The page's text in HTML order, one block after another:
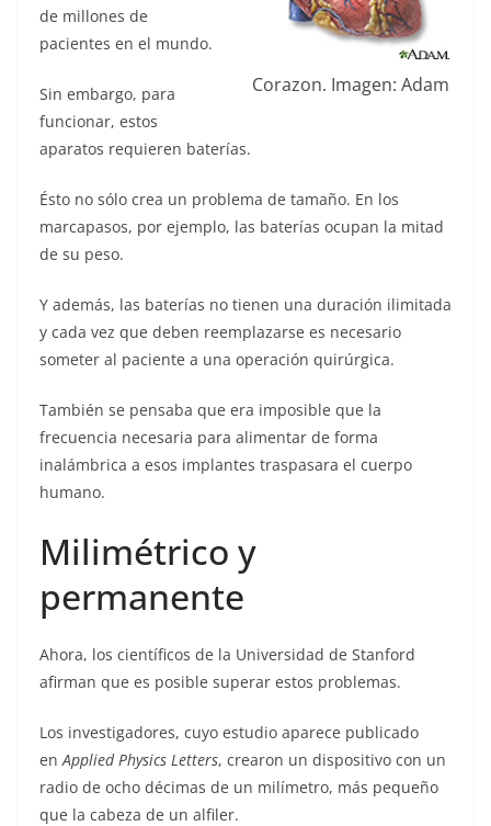
Corazon. Imagen: Adam
de millones de
pacientes en el mundo.
Sin embargo, para
funcionar, estos
aparatos requieren baterías.
Ésto no sólo crea un problema de tamaño. En los
marcapasos, por ejemplo, las baterías ocupan la mitad
de su peso.
Y además, las baterías no tienen una duración ilimitada
y cada vez que deben reemplazarse es necesario
someter al paciente a una operación quirúrgica.
También se pensaba que era imposible que la
frecuencia necesaria para alimentar de forma
inalámbrica a esos implantes traspasara el cuerpo
humano.
Milimétrico y
permanente
Ahora, los científicos de la Universidad de Stanford
afirman que es posible superar estos problemas.
Los investigadores, cuyo estudio aparece publicado
enApplied Physics Letters, crearon un dispositivo con un
radio de ocho décimas de un milímetro, más pequeño
que la cabeza de un alfiler.